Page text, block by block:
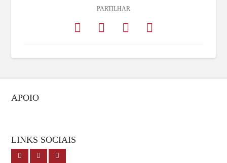
PARTILHAR
APOIO
LINKS SOCIAIS